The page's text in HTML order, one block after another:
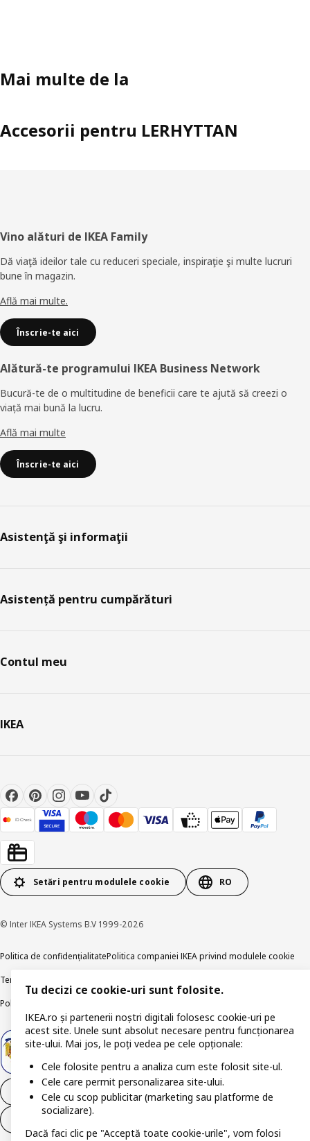
Mai multe de la
Accesorii pentru LERHYTTAN
Subsol
Vino alături de IKEA Family
Dă viaţă ideilor tale cu reduceri speciale, inspiraţie şi multe lucruri
bune în magazin.
Află mai multe.
Înscrie-te aici
Alătură-te programului IKEA Business Network
Bucură-te de o multitudine de beneficii care te ajută să creezi o
viață mai bună la lucru.
Află mai multe
Înscrie-te aici
Asistenţă şi informaţii
Asistență pentru cumpărături
Contul meu
IKEA
Setări pentru modulele cookie RO
© Inter IKEA Systems B.V 1999-2026
Politica de confidențialitatePolitica companiei IKEA privind modulele cookie
Termeni și Condiții
Politica de publicare responsabilă
Retrage-te din contract
Retrage-te din contract (servicii)
Tu decizi ce cookie-uri sunt folosite.
IKEA.ro și partenerii noștri digitali folosesc cookie-uri pe
acest site. Unele sunt absolut necesare pentru funcționarea
site-ului. Mai jos, le poți vedea pe cele opționale:
Cele folosite pentru a analiza cum este folosit site-ul.
Cele care permit personalizarea site-ului.
Cele cu scop publicitar (marketing sau platforme de
socializare).
Dacă faci clic pe "Acceptă toate cookie-urile", vom folosi